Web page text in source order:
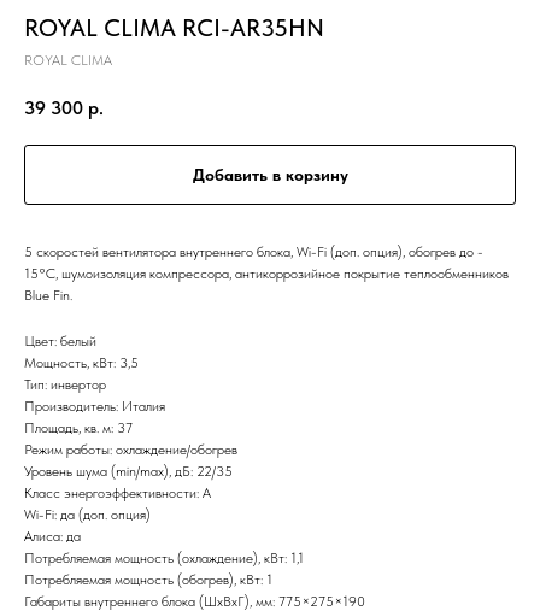
ROYAL CLIMA RCI-AR35HN
ROYAL CLIMA
39 300 р.
Добавить в корзину
5 скоростей вентилятора внутреннего блока, Wi-Fi (доп. опция), обогрев до -
15°C, шумоизоляция компрессора, антикоррозийное покрытие теплообменников
Blue Fin.
Цвет: белый
Мощность, кВт: 3,5
Тип: инвертор
Производитель: Италия
Площадь, кв. м: 37
Режим работы: охлаждение/обогрев
Уровень шума (min/max), дБ: 22/35
Класс энергоэффективности: А
Wi-Fi: да (доп. опция)
Алиса: да
Потребляемая мощность (охлаждение), кВт: 1,1
Потребляемая мощность (обогрев), кВт: 1
Габариты внутреннего блока (ШxВxГ), мм: 775×275×190